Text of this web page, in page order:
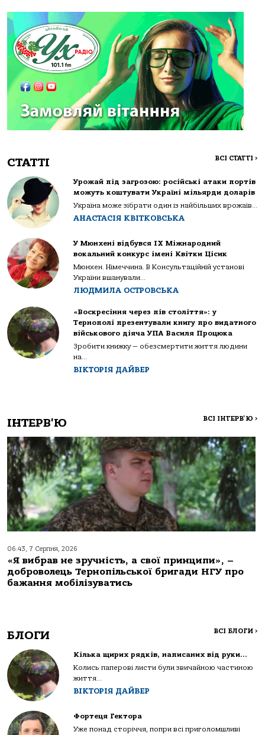
СТАТТІ ВСІ СТАТТІ >
Урожай під загрозою: російські атаки портів
можуть коштувати Україні мільярди доларів
Україна може зібрати один із найбільших врожаїв...
АНАСТАСІЯ КВІТКОВСЬКА
У Мюнхені відбувся IX Міжнародний
вокальний конкурс імені Квітки Цісик
Мюнхен. Німеччина. В Консультаційній установі
України вшанували...
ЛЮДМИЛА ОСТРОВСЬКА
«Воскресіння через пів століття»: у
Тернополі презентували книгу про видатного
військового діяча УПА Василя Процюка
Зробити книжку — обезсмертити життя людини
на...
ВІКТОРІЯ ДАЙВЕР
ІНТЕРВ'Ю ВСІ ІНТЕРВ'Ю >
06:43, 7 Серпня, 2026
«Я вибрав не зручність, а свої принципи», –
доброволець Тернопільської бригади НГУ про
бажання мобілізуватись
БЛОГИ ВСІ БЛОГИ >
Кілька щирих рядків, написаних від руки…
Колись паперові листи були звичайною частиною
життя...
ВІКТОРІЯ ДАЙВЕР
Фортеця Гектора
Уже понад сторіччя, попри всі приголомшливі